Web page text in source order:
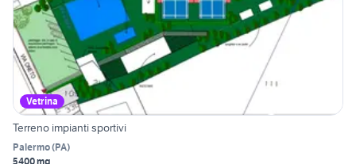
Vetrina
Terreno impianti sportivi
Palermo(PA)
5400 mq